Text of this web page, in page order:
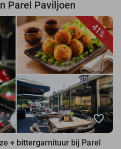
Parel Paviljoen
41%
favorite_border
+ bittergarnituur bij Parel